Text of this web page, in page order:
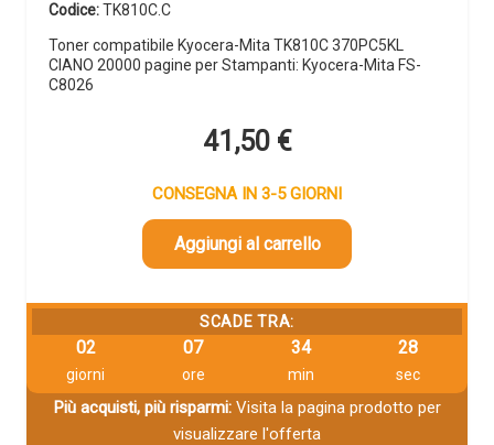
Codice:TK810C.C
Toner compatibile Kyocera-Mita TK810C 370PC5KL
CIANO 20000 pagine per Stampanti: Kyocera-Mita FS-
C8026
41,50 €
CONSEGNA IN 3-5 GIORNI
Aggiungi al carrello
SCADE TRA:
02
giorni
07
ore
34
min
28
sec
Più acquisti, più risparmi:Visita la pagina prodotto per
visualizzare l'offerta